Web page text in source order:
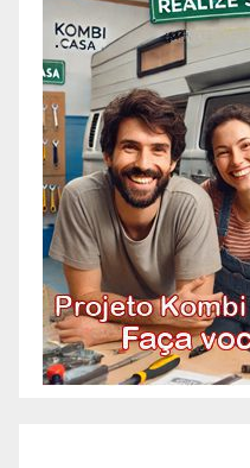
qualidade em BH. Você
contatá-los pelos telefones
3473-2000, 3357-1961
98687-2000 se você
pensando em reformar ou
a fachada da sua
condomínio ou